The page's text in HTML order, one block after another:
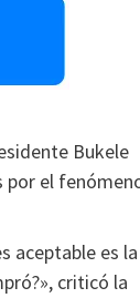
Bukele
por el
aceptable es la
criticó la